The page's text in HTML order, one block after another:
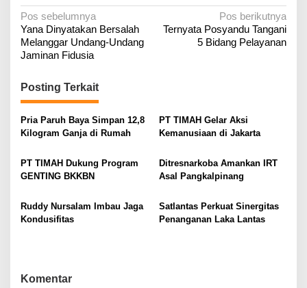
N
a
v
g
a
s
p
o
Pos sebelumnya
Yana Dinyatakan Bersalah
Melanggar Undang-Undang
Jaminan Fidusia
Pos berikutnya
Ternyata Posyandu Tangani
5 Bidang Pelayanan
Posting Terkait
Pria Paruh Baya Simpan 12,8
Kilogram Ganja di Rumah
PT TIMAH Gelar Aksi
Kemanusiaan di Jakarta
PT TIMAH Dukung Program
GENTING BKKBN
Ditresnarkoba Amankan IRT
Asal Pangkalpinang
Ruddy Nursalam Imbau Jaga
Kondusifitas
Satlantas Perkuat Sinergitas
Penanganan Laka Lantas
Komentar